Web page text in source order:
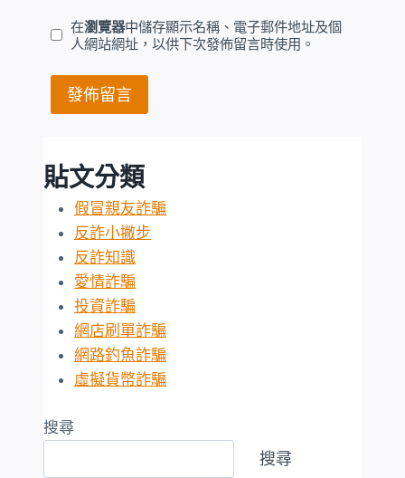
在瀏覽器中儲存顯示名稱、電子郵件地址及個
人網站網址，以供下次發佈留言時使用。
貼文分類
假冒親友詐騙
反詐小撇步
反詐知識
愛情詐騙
投資詐騙
網店刷單詐騙
網路釣魚詐騙
虛擬貨幣詐騙
搜尋
搜尋